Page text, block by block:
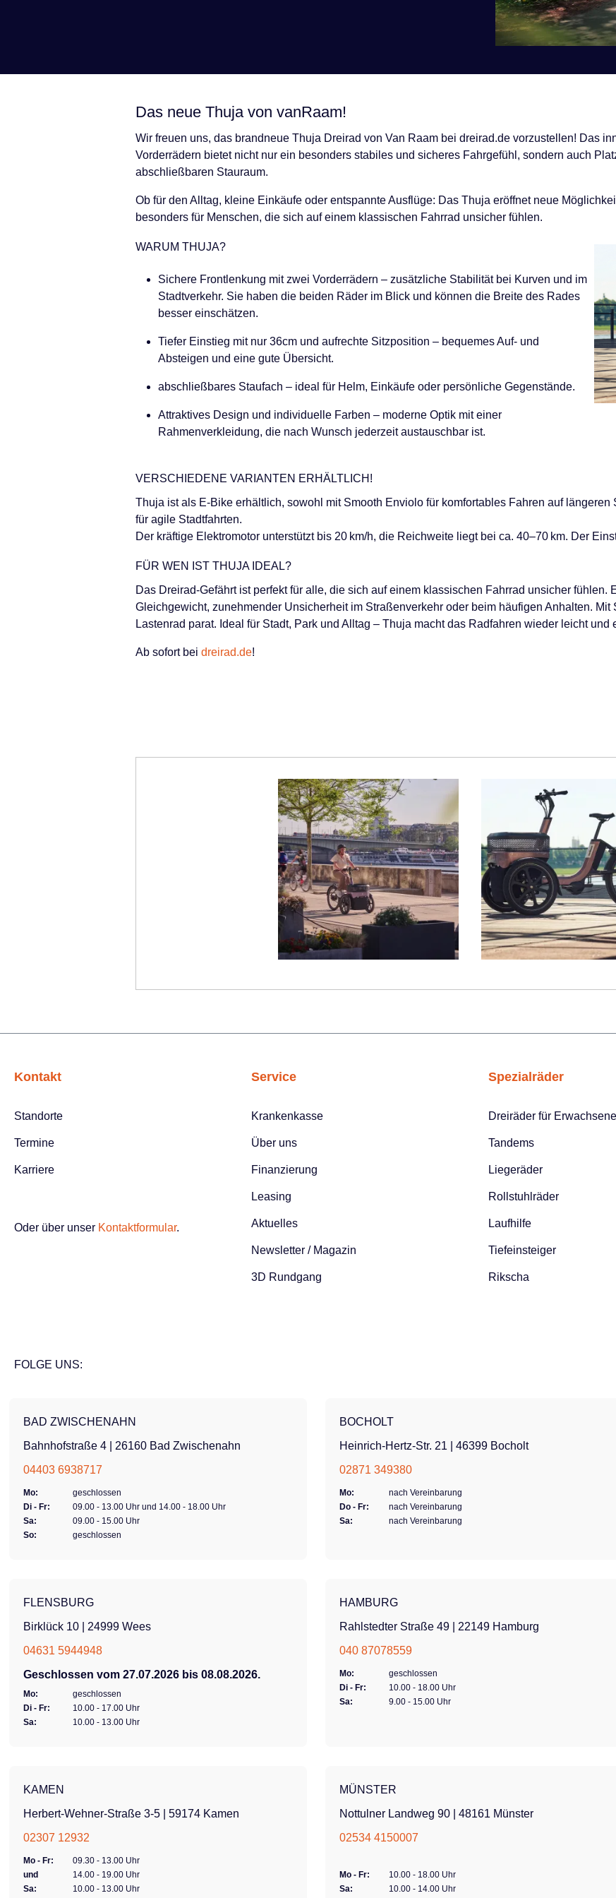
Das neue Thuja von vanRaam!
Wir freuen uns, das brandneue Thuja Dreirad von Van Raam bei dreirad.de vorzustellen! Das
Vorderrädern bietet nicht nur ein besonders stabiles und sicheres Fahrgefühl, sondern auch
abschließbaren Stauraum.
Ob für den Alltag, kleine Einkäufe oder entspannte Ausflüge: Das Thuja eröffnet neue
besonders für Menschen, die sich auf einem klassischen Fahrrad unsicher fühlen.
WARUM THUJA?
Sichere Frontlenkung mit zwei Vorderrädern – zusätzliche Stabilität bei Kurven und im
Stadtverkehr. Sie haben die beiden Räder im Blick und können die Breite des Rades
besser einschätzen.
Tiefer Einstieg mit nur 36cm und aufrechte Sitzposition – bequemes Auf- und
Absteigen und eine gute Übersicht.
abschließbares Staufach – ideal für Helm, Einkäufe oder persönliche Gegenstände.
Attraktives Design und individuelle Farben – moderne Optik mit einer
Rahmenverkleidung, die nach Wunsch jederzeit austauschbar ist.
VERSCHIEDENE VARIANTEN ERHÄLTLICH!
Thuja ist als E-Bike erhältlich, sowohl mit Smooth Enviolo für komfortables Fahren auf
für agile Stadtfahrten.
Der kräftige Elektromotor unterstützt bis 20 km/h, die Reichweite liegt bei ca. 40–70 km. Der
FÜR WEN IST THUJA IDEAL?
Das Dreirad-Gefährt ist perfekt für alle, die sich auf einem klassischen Fahrrad unsicher fühlen.
Gleichgewicht, zunehmender Unsicherheit im Straßenverkehr oder beim häufigen Anhalten.
Lastenrad parat. Ideal für Stadt, Park und Alltag – Thuja macht das Radfahren wieder leicht und
Ab sofort bei dreirad.de!
Kontakt
Standorte
Termine
Karriere
Oder über unser Kontaktformular.
Service
Krankenkasse
Über uns
Finanzierung
Leasing
Aktuelles
Newsletter / Magazin
3D Rundgang
Spezialräder
Dreiräder für Erwachsene
Tandems
Liegeräder
Rollstuhlräder
Laufhilfe
Tiefeinsteiger
Rikscha
FOLGE UNS:
BAD ZWISCHENAHN
Bahnhofstraße 4 | 26160 Bad Zwischenahn
04403 6938717
Mo:
geschlossen
Di - Fr:
09.00 - 13.00 Uhr und 14.00 - 18.00 Uhr
Sa:
09.00 - 15.00 Uhr
So:
geschlossen
BOCHOLT
Heinrich-Hertz-Str. 21 | 46399 Bocholt
02871 349380
Mo:
nach Vereinbarung
Do - Fr:
nach Vereinbarung
Sa:
nach Vereinbarung
FLENSBURG
Birklück 10 | 24999 Wees
04631 5944948
Geschlossen vom 27.07.2026 bis 08.08.2026.
Mo:
geschlossen
Di - Fr:
10.00 - 17.00 Uhr
Sa:
10.00 - 13.00 Uhr
HAMBURG
Rahlstedter Straße 49 | 22149 Hamburg
040 87078559
Mo:
geschlossen
Di - Fr:
10.00 - 18.00 Uhr
Sa:
9.00 - 15.00 Uhr
KAMEN
Herbert-Wehner-Straße 3-5 | 59174 Kamen
02307 12932
Mo - Fr:
09.30 - 13.00 Uhr
und
14.00 - 19.00 Uhr
Sa:
10.00 - 13.00 Uhr
MÜNSTER
Nottulner Landweg 90 | 48161 Münster
02534 4150007
Mo - Fr:
10.00 - 18.00 Uhr
Sa:
10.00 - 14.00 Uhr